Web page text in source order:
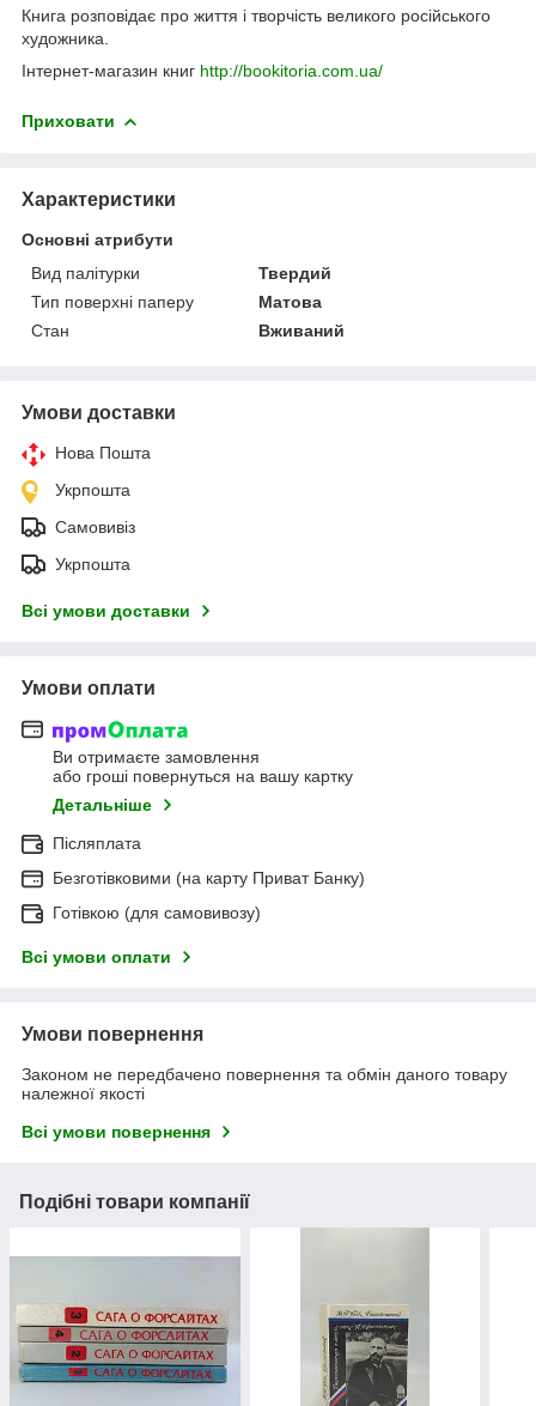
Книга розповідає про життя і творчість великого російського
художника.
Інтернет-магазин книг http://bookitoria.com.ua/
Приховати
Характеристики
Основні атрибути
Вид палітурки
Твердий
Тип поверхні паперу
Матова
Стан
Вживаний
Умови доставки
Нова Пошта
Укрпошта
Самовивіз
Укрпошта
Всі умови доставки
Умови оплати
Ви отримаєте замовлення
або гроші повернуться на вашу картку
Детальніше
Післяплата
Безготівковими (на карту Приват Банку)
Готівкою (для самовивозу)
Всі умови оплати
Умови повернення
Законом не передбачено повернення та обмін даного товару
належної якості
Всі умови повернення
Подібні товари компанії